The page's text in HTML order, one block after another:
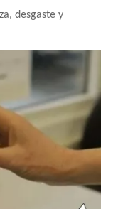
desgaste y